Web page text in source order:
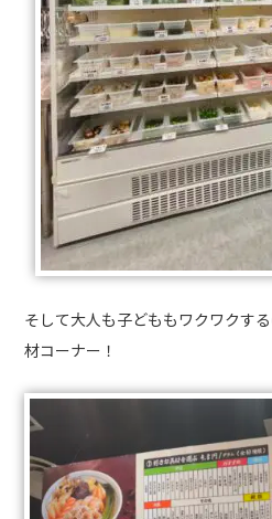
そして大人も子どももワクワクす
材コーナー！